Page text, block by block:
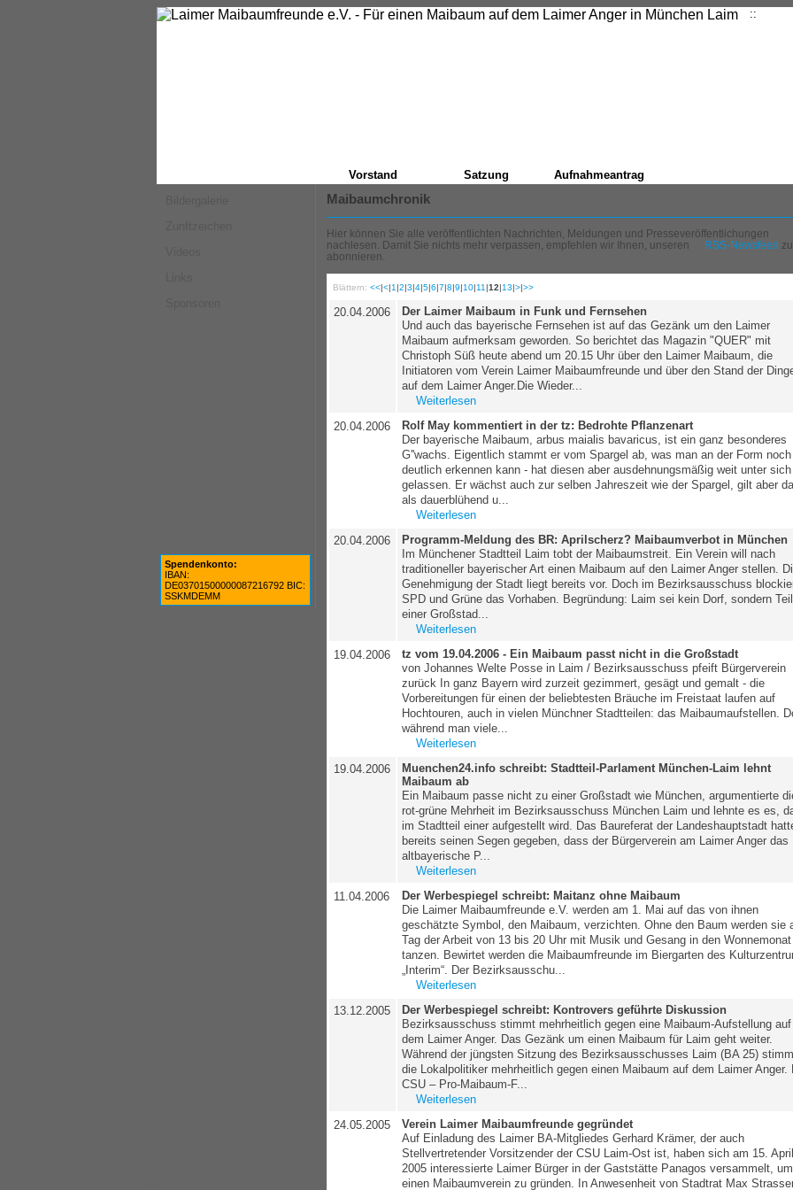
::
Vorstand Satzung
Aufnahmeantrag
Spendenkonto:
IBAN:
DE03701500000087216792 BIC:
SSKMDEMM
Maibaumchronik
Hier können Sie alle veröffentlichten Nachrichten, Meldungen und Presseveröffentlichungen
nachlesen. Damit Sie nichts mehr verpassen, empfehlen wir Ihnen, unseren
RSS-Newsfeed zu
abonnieren.
Blättern: <<|<|1 |2|3|4|5|6|7|8|9|10|11 |12|13|>|>>
20.04.2006
Der Laimer Maibaum in Funk und Fernsehen
Und auch das bayerische Fernsehen ist auf das Gezänk um den Laimer
Maibaum aufmerksam geworden. So berichtet das Magazin "QUER" mit
Christoph Süß heute abend um 20.15 Uhr über den Laimer Maibaum, die
Initiatoren vom Verein Laimer Maibaumfreunde und über den Stand der
auf dem Laimer Anger.Die Wieder...
Weiterlesen
20.04.2006
Rolf May kommentiert in der tz: Bedrohte Pflanzenart
Der bayerische Maibaum, arbus maialis bavaricus, ist ein ganz besonderes
G''wachs. Eigentlich stammt er vom Spargel ab, was man an der Form noch
deutlich erkennen kann - hat diesen aber ausdehnungsmäßig weit unter sich
gelassen. Er wächst auch zur selben Jahreszeit wie der Spargel, gilt aber
als dauerblühend u...
Weiterlesen
20.04.2006
Programm-Meldung des BR: Aprilscherz? Maibaumverbot in München
Im Münchener Stadtteil Laim tobt der Maibaumstreit. Ein Verein will nach
traditioneller bayerischer Art einen Maibaum auf den Laimer Anger stellen.
Genehmigung der Stadt liegt bereits vor. Doch im Bezirksausschuss
SPD und Grüne das Vorhaben. Begründung: Laim sei kein Dorf, sondern Teil
einer Großstad...
Weiterlesen
19.04.2006
tz vom 19.04.2006 - Ein Maibaum passt nicht in die Großstadt
von Johannes Welte Posse in Laim / Bezirksausschuss pfeift Bürgerverein
zurück In ganz Bayern wird zurzeit gezimmert, gesägt und gemalt - die
Vorbereitungen für einen der beliebtesten Bräuche im Freistaat laufen auf
Hochtouren, auch in vielen Münchner Stadtteilen: das Maibaumaufstellen.
während man viele...
Weiterlesen
19.04.2006
Muenchen24.info schreibt: Stadtteil-Parlament München-Laim lehnt
Maibaum ab
Ein Maibaum passe nicht zu einer Großstadt wie München, argumentierte
rot-grüne Mehrheit im Bezirksausschuss München Laim und lehnte es es,
im Stadtteil einer aufgestellt wird. Das Baureferat der Landeshauptstadt
bereits seinen Segen gegeben, dass der Bürgerverein am Laimer Anger das
altbayerische P...
Weiterlesen
11.04.2006
Der Werbespiegel schreibt: Maitanz ohne Maibaum
Die Laimer Maibaumfreunde e.V. werden am 1. Mai auf das von ihnen
geschätzte Symbol, den Maibaum, verzichten. Ohne den Baum werden sie
Tag der Arbeit von 13 bis 20 Uhr mit Musik und Gesang in den Wonnemonat
tanzen. Bewirtet werden die Maibaumfreunde im Biergarten des
„Interim“. Der Bezirksausschu...
Weiterlesen
13.12.2005
Der Werbespiegel schreibt: Kontrovers geführte Diskussion
Bezirksausschuss stimmt mehrheitlich gegen eine Maibaum-Aufstellung auf
dem Laimer Anger. Das Gezänk um einen Maibaum für Laim geht weiter.
Während der jüngsten Sitzung des Bezirksausschusses Laim (BA 25)
die Lokalpolitiker mehrheitlich gegen einen Maibaum auf dem Laimer Anger.
CSU – Pro-Maibaum-F...
Weiterlesen
24.05.2005
Verein Laimer Maibaumfreunde gegründet
Auf Einladung des Laimer BA-Mitgliedes Gerhard Krämer, der auch
Stellvertretender Vorsitzender der CSU Laim-Ost ist, haben sich am 15. April
2005 interessierte Laimer Bürger in der Gaststätte Panagos versammelt, um
einen Maibaumverein zu gründen. In Anwesenheit von Stadtrat Max